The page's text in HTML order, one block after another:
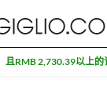
奥特莱斯专区额外九折